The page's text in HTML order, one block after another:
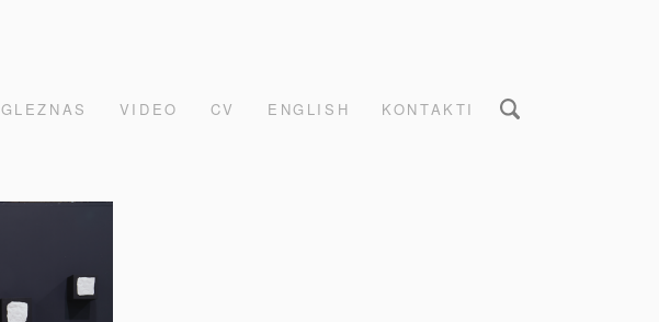
GLEZNAS VIDEO CV ENGLISH KONTAKTI